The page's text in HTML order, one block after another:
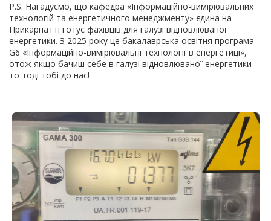
P.S. Нагадуємо, що кафедра «Інформаційно-вимірювальних
технологій та енергетичного менеджменту» єдина на
Прикарпатті готує фахівців для галузі відновлюваної
енергетики. З 2025 року це бакалаврська освітня програма
G6 «Інформаційно-вимірювальні технології в енергетиці»,
отож якщо бачиш себе в галузі відновлюваної енергетики
то тоді тобі до нас!